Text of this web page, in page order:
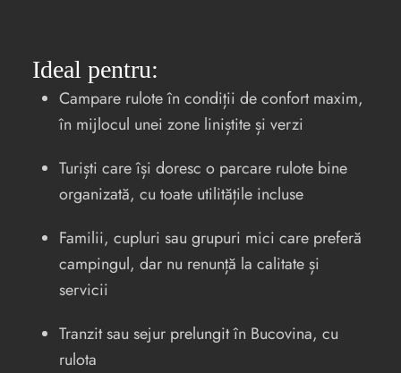
Ideal pentru:
Campare rulote în condiții de confort maxim,
în mijlocul unei zone liniștite și verzi
Turiști care își doresc o parcare rulote bine
organizată, cu toate utilitățile incluse
Familii, cupluri sau grupuri mici care preferă
campingul, dar nu renunță la calitate și
servicii
Tranzit sau sejur prelungit în Bucovina, cu
rulota